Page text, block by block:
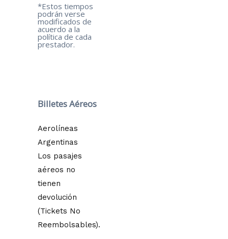
*Estos tiempos
podrán verse
modificados de
acuerdo a la
política de cada
prestador.
Billetes Aéreos
Aerolíneas
Argentinas
Los pasajes
aéreos no
tienen
devolución
(Tickets No
Reembolsables).